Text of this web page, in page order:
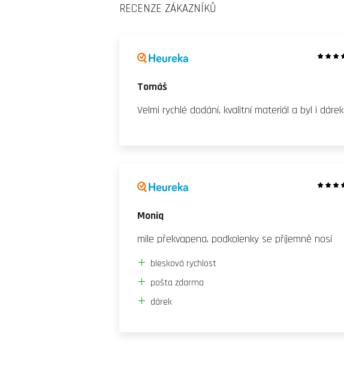
RECENZE ZÁKAZNÍKŮ
Tomáš
Velmi rychlé dodání, kvalitní materiál a byl i dárek
Moniq
mile překvapena, podkolenky se příjemně nosí
blesková rychlost
pošta zdarma
dárek